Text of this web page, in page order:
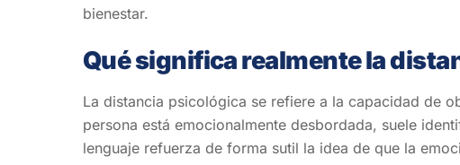
bienestar.
Qué significa realmente la
La distancia psicológica se refiere a la capacidad de
persona está emocionalmente desbordada, suele
lenguaje refuerza de forma sutil la idea de que la